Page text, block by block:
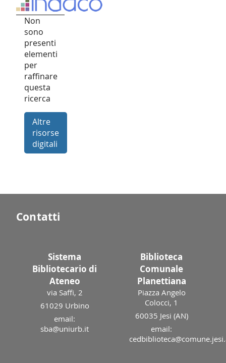
Non
sono
presenti
elementi
per
raffinare
questa
ricerca
Altre
risorse
digitali
Contatti
Sistema
Bibliotecario di
Ateneo
via Saffi, 2
61029 Urbino
email:
sba@uniurb.it
Biblioteca
Comunale
Planettiana
Piazza Angelo
Colocci, 1
60035 Jesi (AN)
email: